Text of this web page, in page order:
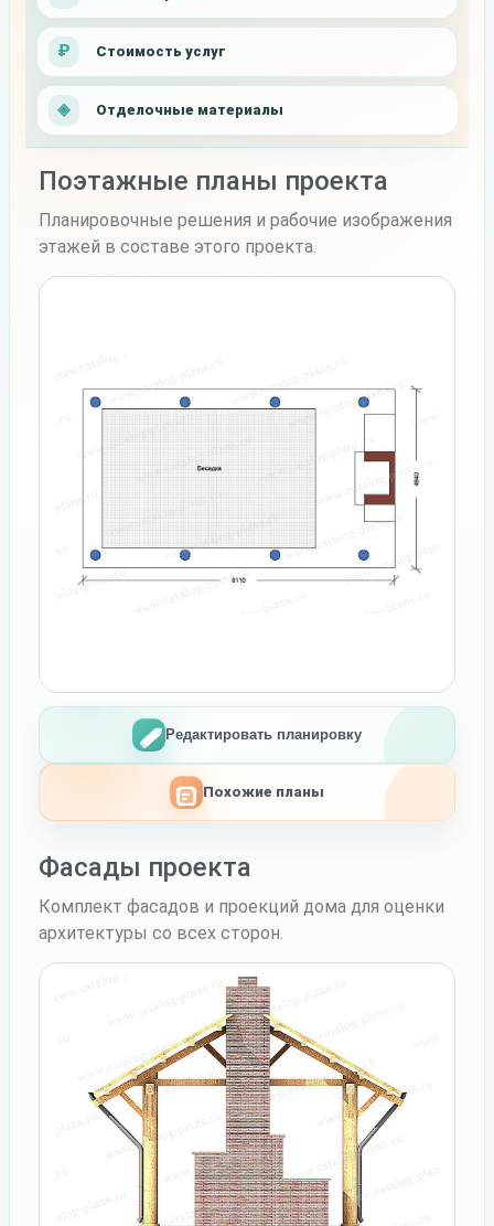
Стоимость услуг
Отделочные материалы
Поэтажные планы проекта
Планировочные решения и рабочие изображения
этажей в составе этого проекта.
Редактировать планировку
Похожие планы
Фасады проекта
Комплект фасадов и проекций дома для оценки
архитектуры со всех сторон.